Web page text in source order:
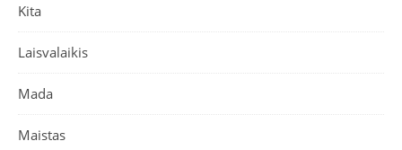
Kita
Laisvalaikis
Mada
Maistas